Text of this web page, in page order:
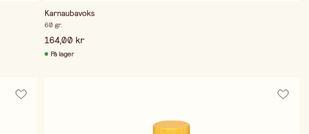
Karnaubavoks
60 gr.
164,00 kr
På lager